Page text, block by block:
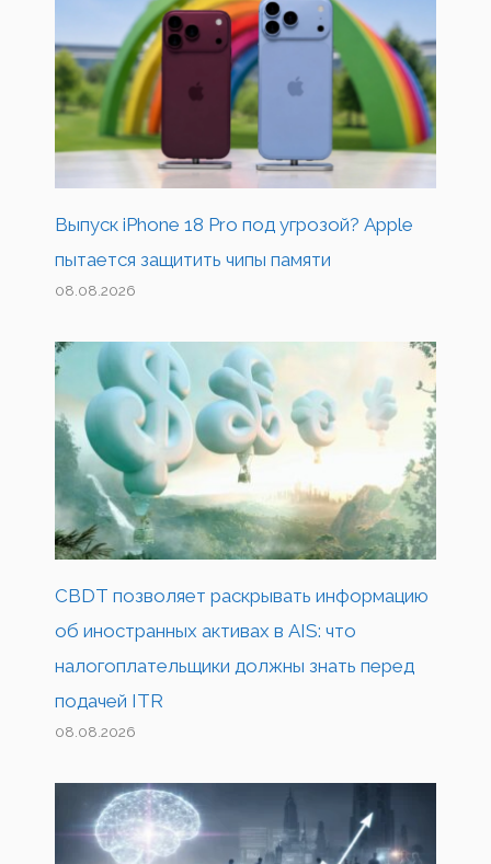
Выпуск iPhone 18 Pro под угрозой? Apple
пытается защитить чипы памяти
08.08.2026
CBDT позволяет раскрывать информацию
об иностранных активах в AIS: что
налогоплательщики должны знать перед
подачей ITR
08.08.2026